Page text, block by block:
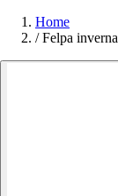
Home
/ Felpa